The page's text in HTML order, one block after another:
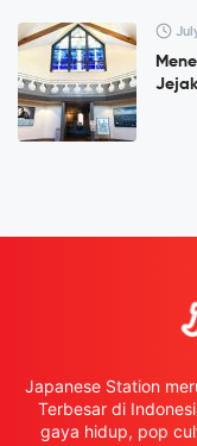
Japanese Station
Terbesar di
gaya hidup, pop